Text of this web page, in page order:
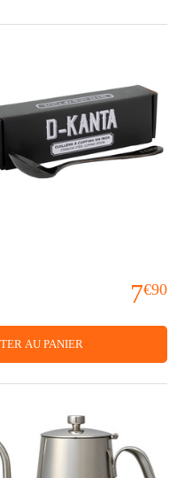
7€90
AU PANIER